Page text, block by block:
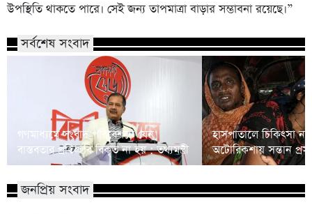
উপস্থিতি থাকতে পারে। সেই জন্য তাপমাত্রা বাড়ার সম্ভাবনা রয়েছে।”
সর্বশেষ সংবাদ
গণমাধ্যমে সংবাদ পরিবেশনে যেন
বাস্তবতার প্রতিচ্ছবি বিকৃত না হয় : তথ্যমন্ত্রী
হাসপাতালে চিকিৎসা
অটোরিকশায় সন্তান
জনপ্রিয় সংবাদ